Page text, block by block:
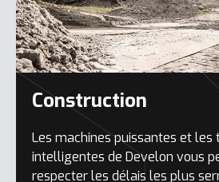
Construction
Les machines puissantes et les
intelligentes de Develon vous
respecter les délais les plus